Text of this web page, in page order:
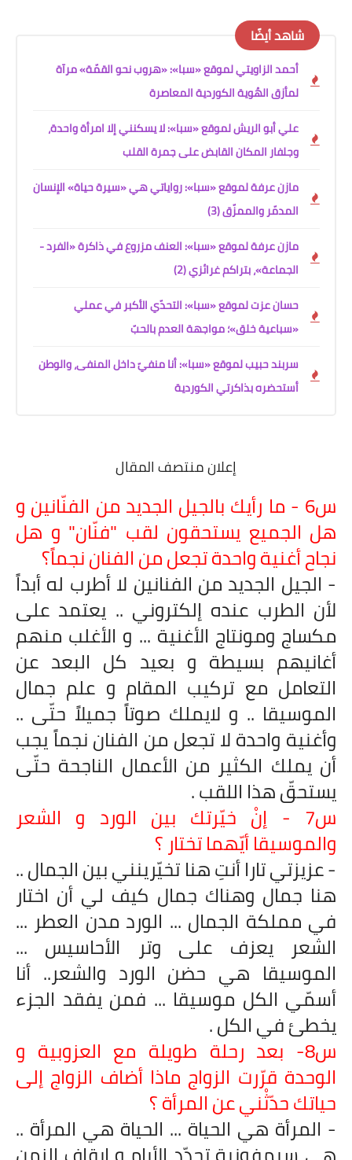
شاهد أيضًا
أحمد الزاويتي لموقع «سبا»: «هروب نحو القمّة» مرآة
لمأزق الهُوية الكوردية المعاصرة
علي أبو الريش لموقع «سبا»: لا يسكنني إلا امرأة واحدة،
وجلفار المكان القابض على جمرة القلب
مازن عرفة لموقع «سبا»: رواياتي هي «سيرة حياة» الإنسان
المدمّر والممزّق (3)
مازن عرفة لموقع «سبا»: العنف مزروع في ذاكرة «الفرد -
الجماعة»، بتراكم غرائزي (2)
حسان عزت لموقع «سبا»: التحدّي الأكبر في عملي
«سباعية خلق»؛ مواجهة العدم بالحبّ
سربند حبيب لموقع «سبا»: أنا منفيّ داخل المنفى، والوطن
أستحضره بذاكرتي الكوردية
إعلان منتصف المقال
س6 - ما رأيك بالجيل الجديد من الفنّانين و
هل الجميع يستحقون لقب "فنّان" و هل
نجاح أغنية واحدة تجعل من الفنان نجماً؟
- الجيل الجديد من الفنانين لا أطرب له أبداً
لأن الطرب عنده إلكتروني .. يعتمد على
مكساج ومونتاج الأغنية ... و الأغلب منهم
أغانيهم بسيطة و بعيد كل البعد عن
التعامل مع تركيب المقام و علم جمال
الموسيقا .. و لايملك صوتاً جميلاً حتّى ..
وأغنية واحدة لا تجعل من الفنان نجماً يجب
أن يملك الكثير من الأعمال الناجحة حتّى
يستحقّ هذا اللقب .
س7 - إنْ خيّرتك بين الورد و الشعر
والموسيقا أيّهما تختار ؟
- عزيزتي تارا أنتِ هنا تخيّرينني بين الجمال ..
هنا جمال وهناك جمال كيف لي أن اختار
في مملكة الجمال ... الورد مدن العطر ...
الشعر يعزف على وتر الأحاسيس ...
الموسيقا هي حضن الورد والشعر.. أنا
أسمّي الكل موسيقا ... فمن يفقد الجزء
يخطئ في الكل .
س8- بعد رحلة طويلة مع العزوبية و
الوحدة قرّرت الزواج ماذا أضاف الزواج إلى
حياتك حدّثْني عن المرأة ؟
- المرأة هي الحياة ... الحياة هي المرأة ..